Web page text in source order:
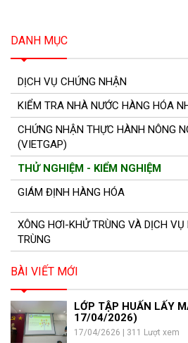
DANH MỤC
DỊCH VỤ CHỨNG NHẬN
KIỂM TRA NHÀ NƯỚC HÀNG HÓA
CHỨNG NHẬN THỰC HÀNH NÔNG
(VIETGAP)
THỬ NGHIỆM - KIỂM NGHIỆM
GIÁM ĐỊNH HÀNG HÓA
XÔNG HƠI-KHỬ TRÙNG VÀ DỊCH VỤ
TRÙNG
BÀI VIẾT MỚI
LỚP TẬP HUẤN LẤY
17/04/2026)
17/04/2626 | 311 Lượt xem